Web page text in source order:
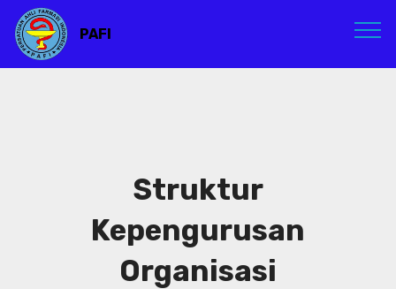
PAFI
Struktur
Kepengurusan
Organisasi